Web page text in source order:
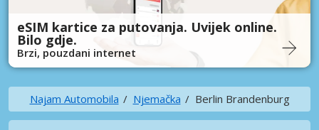
eSIM kartice za putovanja. Uvijek online.
Bilo gdje.
Brzi, pouzdani internet
Najam Automobila Njemačka Berlin Brandenburg